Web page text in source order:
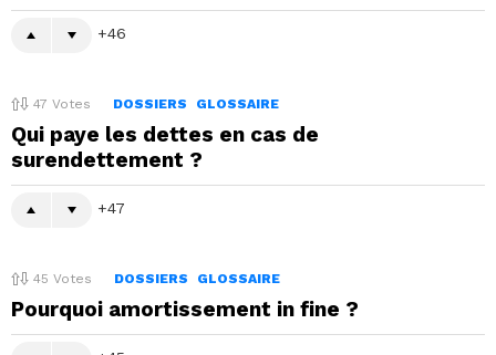
46
47 Votes DOSSIERS GLOSSAIRE
Qui paye les dettes en cas de
surendettement ?
47
45 Votes DOSSIERS GLOSSAIRE
Pourquoi amortissement in fine ?